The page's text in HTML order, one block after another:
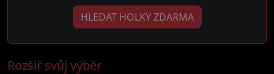
HLEDAT HOLKY ZDARMA
Rozšiř svůj výběr